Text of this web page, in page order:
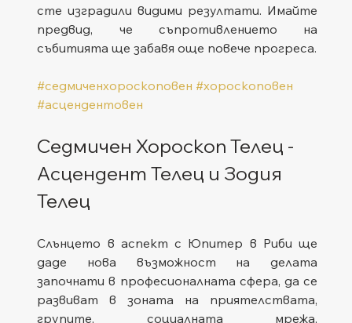
сте изградили видими резултати. Имайте
предвид, че съпротивлението на
#седмиченхороскоповен #хороскоповен
#асцендентовен
Седмичен Хороскоп Телец -
Асцендент Телец и Зодия
Телец
Слънцето в аспект с Юпитер в Риби ще
даде нова възможност на делата
започнати в професионалната сфера, да се
развиват в зоната на приятелствата,
групите, социалната мрежа,